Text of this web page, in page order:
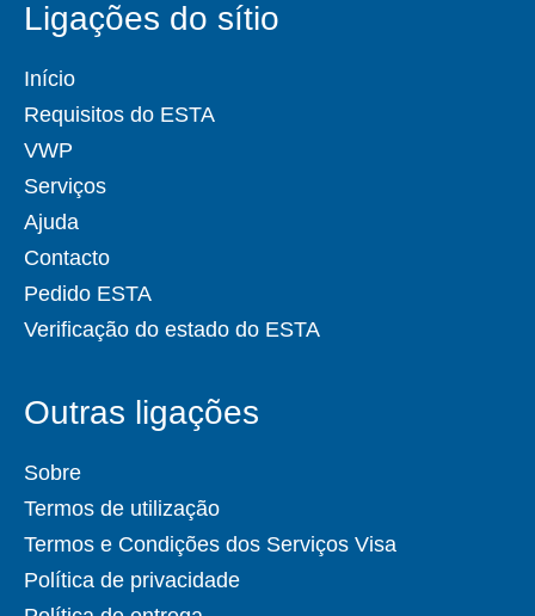
Ligações do sítio
Início
Requisitos do ESTA
VWP
Serviços
Ajuda
Contacto
Pedido ESTA
Verificação do estado do ESTA
Outras ligações
Sobre
Termos de utilização
Termos e Condições dos Serviços Visa
Política de privacidade